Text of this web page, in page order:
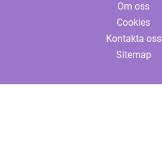
Om oss
Cookies
Kontakta oss
Sitemap